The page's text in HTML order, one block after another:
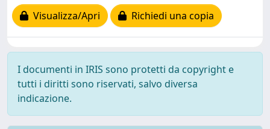
Visualizza/Apri
Richiedi una copia
I documenti in IRIS sono protetti da copyright e
tutti i diritti sono riservati, salvo diversa
indicazione.